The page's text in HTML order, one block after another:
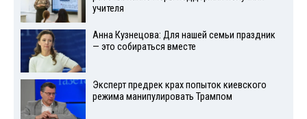
учителя
Анна Кузнецова: Для нашей семьи праздник
— это собираться вместе
Эксперт предрек крах попыток киевского
режима манипулировать Трампом